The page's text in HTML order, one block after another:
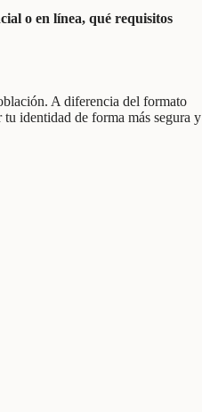
o en línea, qué requisitos
A diferencia del formato
identidad de forma más segura y